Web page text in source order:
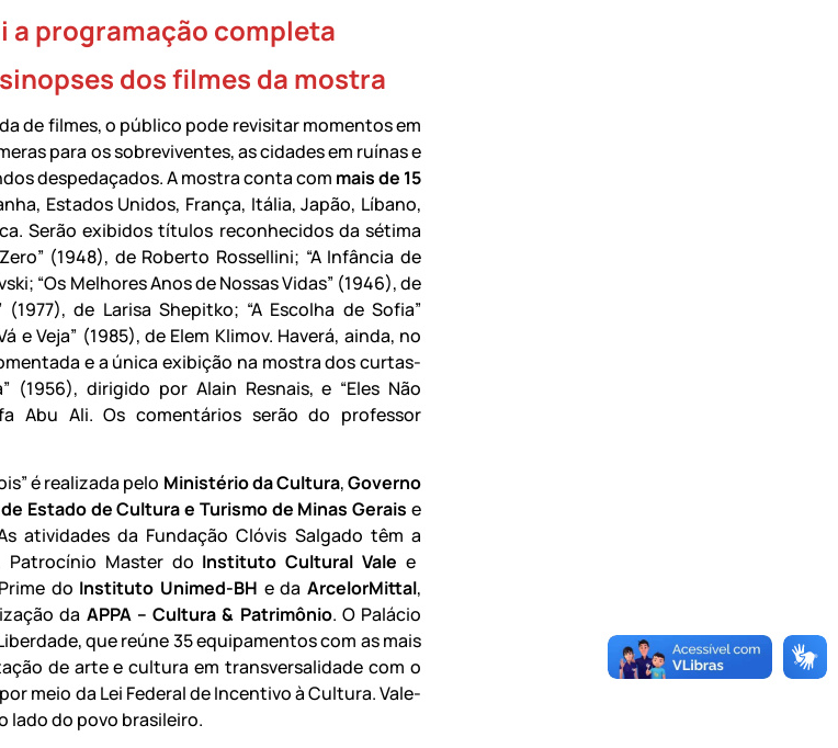
a programação completa
dos filmes da mostra
de filmes, o público pode revisitar momentos em
para os sobreviventes, as cidades em ruínas e
despedaçados. A mostra conta com mais de 15
Estados Unidos, França, Itália, Japão, Líbano,
Serão exibidos títulos reconhecidos da sétima
(1948), de Roberto Rossellini; “A Infância de
“Os Melhores Anos de Nossas Vidas” (1946), de
(1977), de Larisa Shepitko; “A Escolha de Sofia”
e Veja” (1985), de Elem Klimov. Haverá, ainda, no
e a única exibição na mostra dos curtas-
(1956), dirigido por Alain Resnais, e “Eles Não
Abu Ali. Os comentários serão do professor
é realizada pelo Ministério da Cultura,Governo
Estado de Cultura e Turismo de Minas Gerais e
atividades da Fundação Clóvis Salgado têm a
Patrocínio Master do Instituto Cultural Vale e
do Instituto Unimed-BH e daArcelorMittal,
da APPA – Cultura & Patrimônio. O Palácio
que reúne 35 equipamentos com as mais
de arte e cultura em transversalidade com o
meio da Lei Federal de Incentivo à Cultura. Vale-
lado do povo brasileiro.